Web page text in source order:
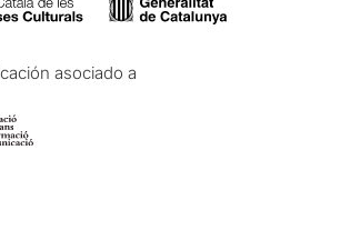
asociado a